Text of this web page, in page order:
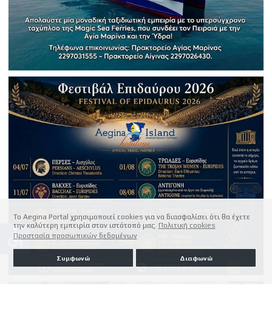
Το Aegina Portal χρησιμοποιεί cookies για να διασφαλίσει ότι θα έχετε
την καλύτερη εμπειρία στον ιστότοπό μας. Πολιτική cookies
Προστασία προσωπικών δεδομένων
Συμφωνώ Διαφωνώ
accessible